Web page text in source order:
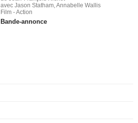
avec Jason Statham, Annabelle Wallis
Film - Action
Bande-annonce